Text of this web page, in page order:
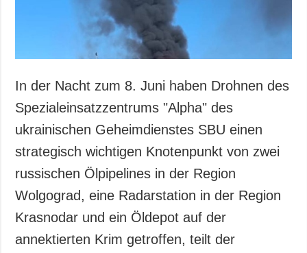
In der Nacht zum 8. Juni haben Drohnen des
Spezialeinsatzzentrums "Alpha" des
ukrainischen Geheimdienstes SBU einen
strategisch wichtigen Knotenpunkt von zwei
russischen Ölpipelines in der Region
Wolgograd, eine Radarstation in der Region
Krasnodar und ein Öldepot auf der
annektierten Krim getroffen, teilt der